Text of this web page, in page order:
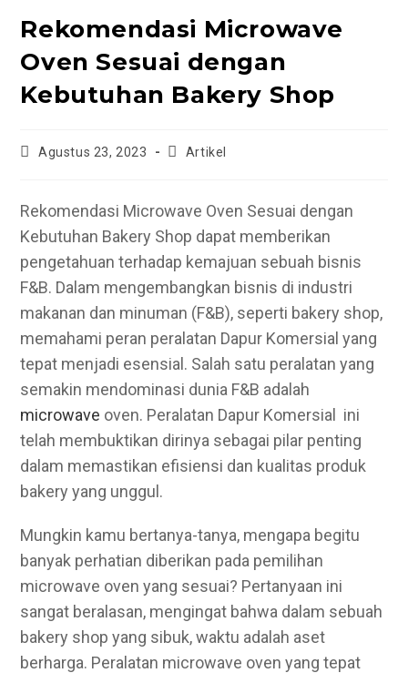
Rekomendasi Microwave
Oven Sesuai dengan
Kebutuhan Bakery Shop
PostAgustus 23, 2023
PostArtikel
Rekomendasi Microwave Oven Sesuai dengan
Kebutuhan Bakery Shop dapat memberikan
pengetahuan terhadap kemajuan sebuah bisnis
F&B. Dalam mengembangkan bisnis di industri
makanan dan minuman (F&B), seperti bakery shop,
memahami peran peralatan Dapur Komersial yang
tepat menjadi esensial. Salah satu peralatan yang
semakin mendominasi dunia F&B adalah
microwave oven. Peralatan Dapur Komersial ini
telah membuktikan dirinya sebagai pilar penting
dalam memastikan efisiensi dan kualitas produk
bakery yang unggul.
Mungkin kamu bertanya-tanya, mengapa begitu
banyak perhatian diberikan pada pemilihan
microwave oven yang sesuai? Pertanyaan ini
sangat beralasan, mengingat bahwa dalam sebuah
bakery shop yang sibuk, waktu adalah aset
berharga. Peralatan microwave oven yang tepat